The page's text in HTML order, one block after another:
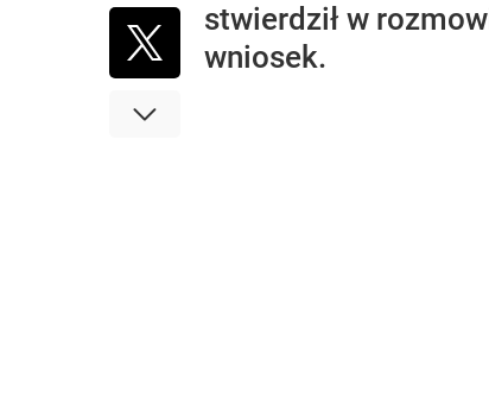
stwierdził w
wniosek.